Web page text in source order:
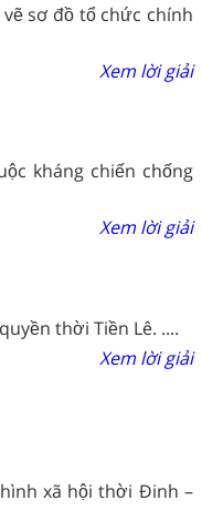
sơ đồ tổ chức chính
Xem lời giải
kháng chiến chống
Xem lời giải
thời Tiền Lê. ....
Xem lời giải
xã hội thời Đinh –